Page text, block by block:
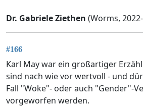
Dr. Gabriele Ziethen (Worms,
#166
Karl May war ein großartiger
sind nach wie vor wertvoll - und
Fall "Woke"- oder auch "Gender"-
vorgeworfen werden.